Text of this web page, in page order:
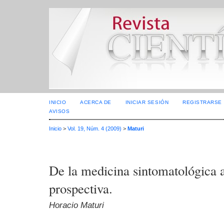
INICIO ACERCA DE INICIAR SESIÓN
REGISTRARSE
AVISOS
Inicio > Vol. 19, Núm. 4 (2009) > Maturi
De la medicina sintomatológica
prospectiva.
Horacio Maturi